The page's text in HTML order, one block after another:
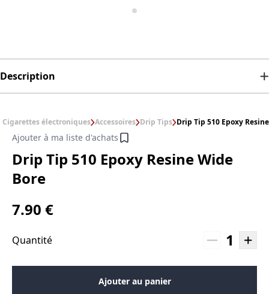
Description
Cigarettes électroniques Accessoires Drip Tips Drip Tip 510 Epoxy
Ajouter à ma liste d'achats
Drip Tip 510 Epoxy Resine Wide
Bore
7.90 €
Quantité 1
Ajouter au panier